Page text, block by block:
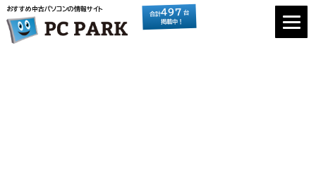
おすすめ中古パソコンの情報サイト
合計497 台
掲載中！